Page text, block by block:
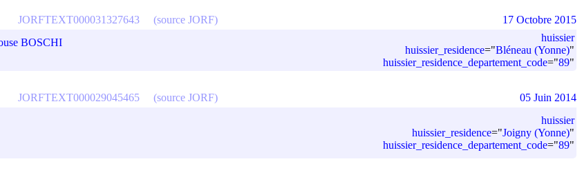
BOSCHI
huissier
huissier_residence="Bléneau (Yonne)"
huissier_residence_departement_code="89"
JORFTEXT000031327643 (source JORF) 17 Octobre 2015
huissier
huissier_residence="Joigny (Yonne)"
huissier_residence_departement_code="89"
JORFTEXT000029045465 (source JORF) 05 Juin 2014